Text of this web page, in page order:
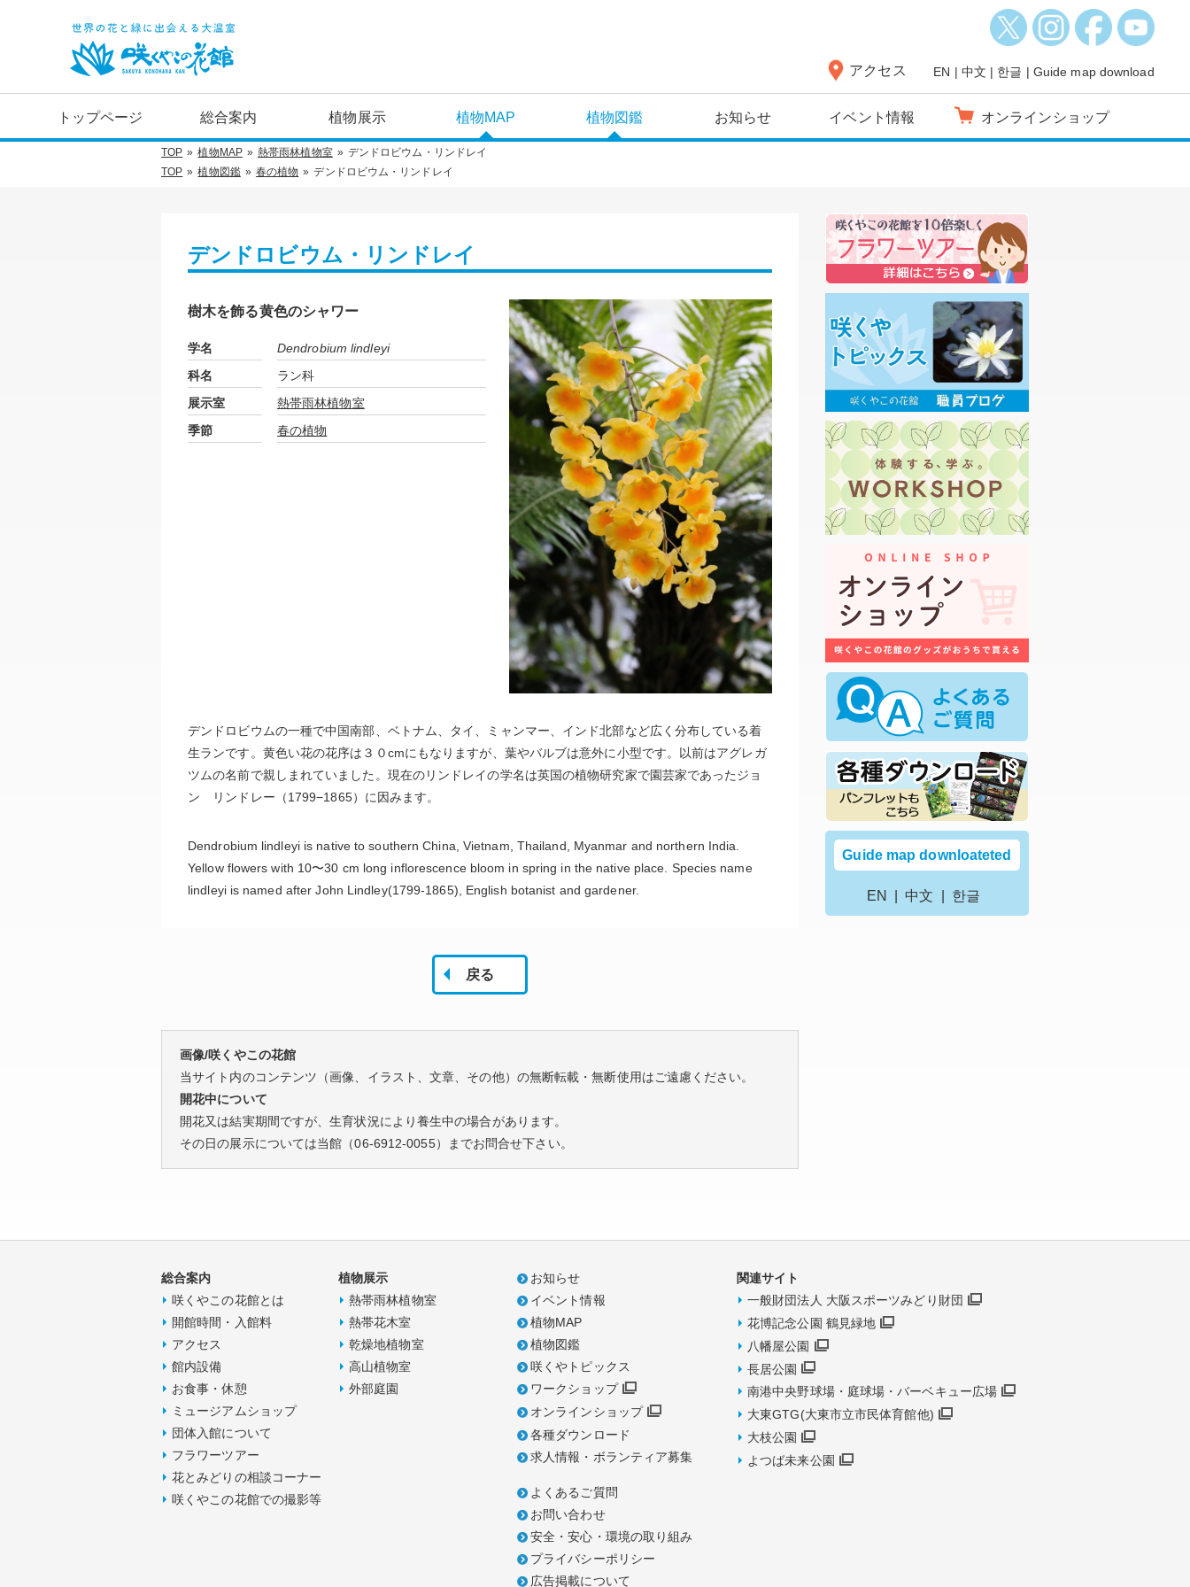
アクセス EN | 中文 | 한글 | Guide map download
トップページ 総合案内 植物展示 植物MAP 植物図鑑 お知らせ イベント情報 オンラインショップ
TOP 植物MAP 熱帯雨林植物室
デンドロビウム・リンドレイ
TOP
植物図鑑 春の植物 デンドロビウム・リンドレイ
デンドロビウム・リンドレイ
樹木を飾る黄色のシャワー
学名
Dendrobium lindleyi
科名
ラン科
展示室
熱帯雨林植物室
季節
春の植物
デンドロビウムの一種で中国南部、ベトナム、タイ、ミャンマー、インド北部など広く分布している着
生ランです。黄色い花の花序は３０cmにもなりますが、葉やバルブは意外に小型です。以前はアグレガ
ツムの名前で親しまれていました。現在のリンドレイの学名は英国の植物研究家で園芸家であったジョ
ン リンドレー（1799−1865）に因みます。
Dendrobium lindleyi is native to southern China, Vietnam, Thailand, Myanmar and northern India.
Yellow flowers with 10〜30 cm long inflorescence bloom in spring in the native place. Species name
lindleyi is named after John Lindley(1799-1865), English botanist and gardener.
戻る
画像/咲くやこの花館
当サイト内のコンテンツ（画像、イラスト、文章、その他）の無断転載・無断使用はご遠慮ください。
開花中について
開花又は結実期間ですが、生育状況により養生中の場合があります。
その日の展示については当館（06-6912-0055）までお問合せ下さい。
Guide map downloateted
EN 中文 한글
総合案内
咲くやこの花館とは
開館時間・入館料
アクセス
館内設備
お食事・休憩
ミュージアムショップ
団体入館について
フラワーツアー
花とみどりの相談コーナー
咲くやこの花館での撮影等
植物展示
熱帯雨林植物室
熱帯花木室
乾燥地植物室
高山植物室
外部庭園
お知らせ
イベント情報
植物MAP
植物図鑑
咲くやトピックス
ワークショップ
オンラインショップ
各種ダウンロード
求人情報・ボランティア募集
よくあるご質問
お問い合わせ
安全・安心・環境の取り組み
プライバシーポリシー
広告掲載について
関連サイト
一般財団法人 大阪スポーツみどり財団
花博記念公園 鶴見緑地
八幡屋公園
長居公園
南港中央野球場・庭球場・バーベキュー広場
大東GTG(大東市立市民体育館他)
大枝公園
よつば未来公園